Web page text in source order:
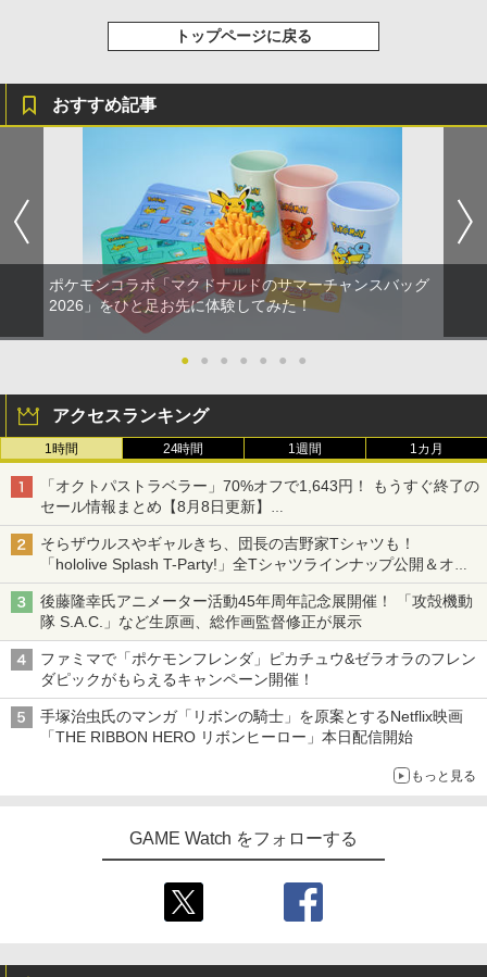
トップページに戻る
おすすめ記事
ポケモンコラボ「マクドナルドのサマーチャンスバッグ
2026」をひと足お先に体験してみた！
● ● ● ● ● ● ●
アクセスランキング
1時間 24時間 1週間 1カ月
「オクトパストラベラー」70%オフで1,643円！ もうすぐ終了の
セール情報まとめ【8月8日更新】
ニンテンドーeショップでは「大神 絶景版」が67%オフで990円
そらザウルスやギャルきち、団長の吉野家Tシャツも！
「hololive Splash T-Party!」全Tシャツラインナップ公開＆オン
ライン販売開始
後藤隆幸氏アニメーター活動45年周年記念展開催！ 「攻殻機動
隊 S.A.C.」など生原画、総作画監督修正が展示
ファミマで「ポケモンフレンダ」ピカチュウ&ゼラオラのフレン
ダピックがもらえるキャンペーン開催！
手塚治虫氏のマンガ「リボンの騎士」を原案とするNetflix映画
「THE RIBBON HERO リボンヒーロー」本日配信開始
もっと見る
GAME Watch をフォローする